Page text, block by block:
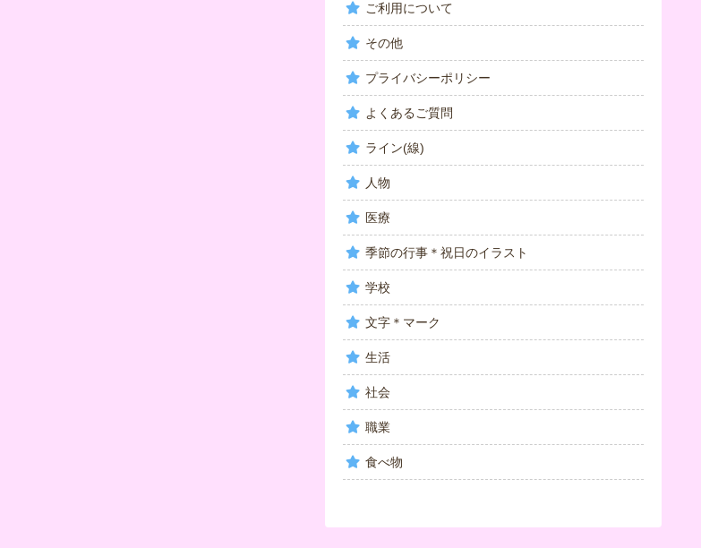
ご利用について
その他
プライバシーポリシー
よくあるご質問
ライン(線)
人物
医療
季節の行事＊祝日のイラスト
学校
文字＊マーク
生活
社会
職業
食べ物